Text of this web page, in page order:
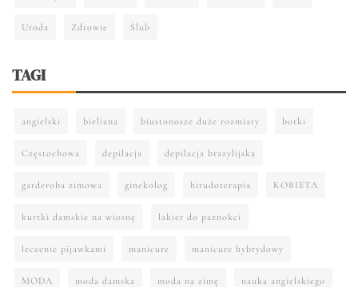
Uroda Zdrowie Ślub
TAGI
angielski bielizna biustonosze duże rozmiary botki
Częstochowa depilacja depilacja brazylijska
garderoba zimowa ginekolog hirudoterapia KOBIETA
kurtki damskie na wiosnę lakier do paznokci
leczenie pijawkami manicure manicure hybrydowy
MODA moda damska moda na zimę nauka angielskiego